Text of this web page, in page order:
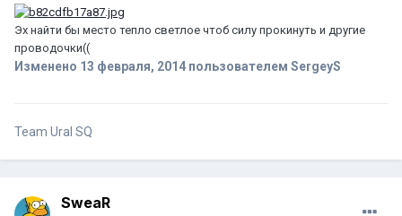
Эх найти бы место тепло светлое чтоб силу прокинуть и другие
проводочки((
Изменено 13 февраля, 2014 пользователем SergeyS
Team Ural SQ
SweaR